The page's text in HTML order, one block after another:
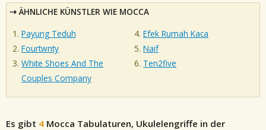
ÄHNLICHE KÜNSTLER WIE MOCCA
Payung Teduh
Fourtwnty
White Shoes And The
Couples Company
Efek Rumah Kaca
Naif
Ten2five
Es gibt 4 Mocca Tabulaturen, Ukulelengriffe in der